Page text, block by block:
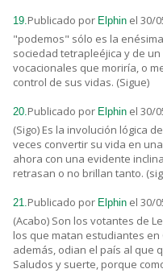
19.Publicado por Elphin el 30/
"podemos" sólo es la
sociedad tetrapleéjica y de
vocacionales que moriría, o
control de sus vidas. (Sigue)
20.Publicado por Elphin el 30/
(Sigo) Es la involución lógica
veces convertir su vida en
ahora con una evidente
retrasan o no brillan tanto.
21.Publicado por Elphin el 30/
(Acabo) Son los votantes de
los que matan estudiantes
además, odian el país al que
Saludos y suerte, porque